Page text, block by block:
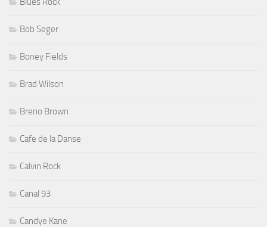
Bob Seger
Boney Fields
Brad Wilson
Breno Brown
Cafe de la Danse
Calvin Rock
Canal 93
Candye Kane